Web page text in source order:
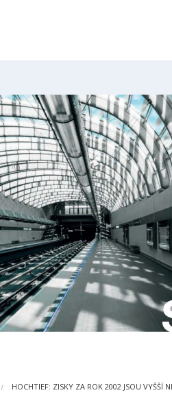
HOCHTIEF: ZISKY ZA ROK 2002 JSOU VYŠŠÍ